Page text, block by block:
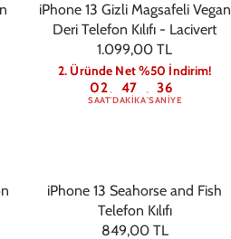
iPhone 13 Gizli Magsafeli Vegan
Deri Telefon Kılıfı - Lacivert
1.099,00 TL
2. Üründe Net %50 İndirim!
02
SAAT: 47
DAKIKA: 36
SANIYE
iPhone 13 Seahorse and Fish
Telefon Kılıfı
849,00 TL